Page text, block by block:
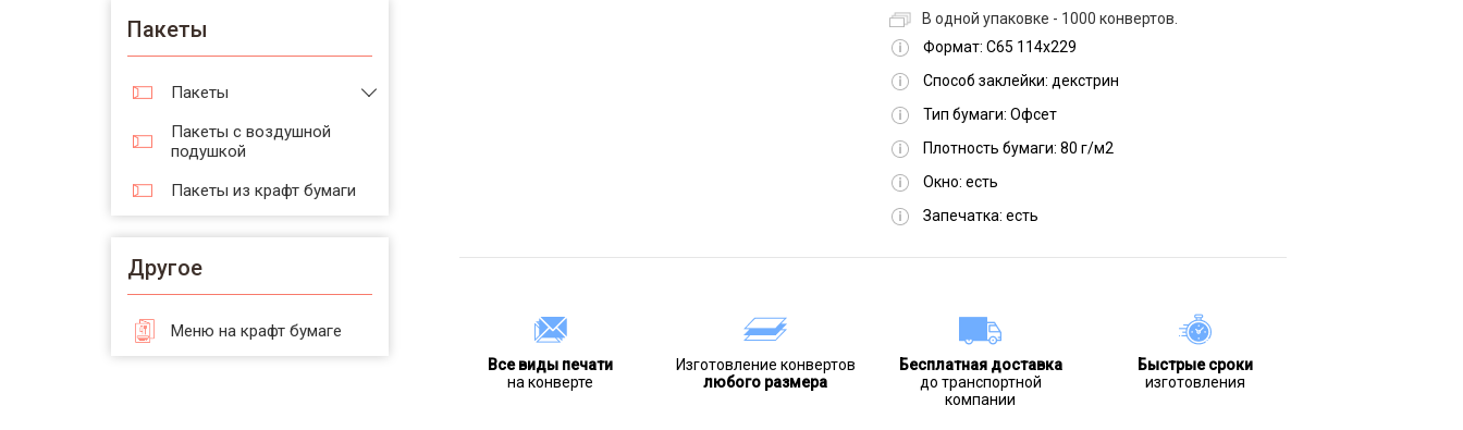
Пакеты
Пакеты
Пакеты с воздушной
подушкой
Пакеты из крафт бумаги
Другое
Меню на крафт бумаге
В одной упаковке - 1000 конвертов.
Формат: С65 114х229
Способ заклейки: декстрин
Тип бумаги: Офсет
Плотность бумаги: 80 г/м2
Окно: есть
Запечатка: есть
Все виды печати
на конверте
Изготовление конвертов
любого размера
Бесплатная доставка
до транспортной
компании
Быстрые сроки
изготовления